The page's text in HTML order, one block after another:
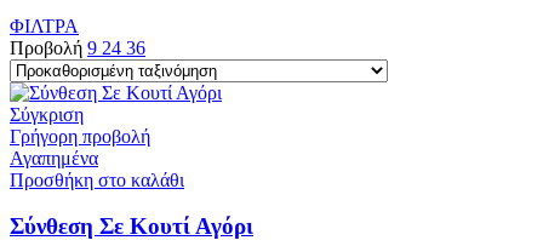
ΦΙΛΤΡΑ
Προβολή 9 24 36
Σύγκριση
Γρήγορη προβολή
Αγαπημένα
Προσθήκη στο καλάθι
Σύνθεση Σε Κουτί Αγόρι